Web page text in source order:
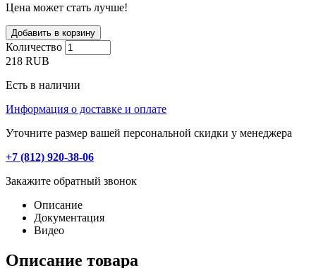
Цена может стать лучше!
Количество
218 RUB
Есть в наличии
Информация о доставке и оплате
Уточните размер вашей персональной скидки у менеджера
+7 (812) 920-38-06
Закажите обратный звонок
Описание
Документация
Видео
Описание товара